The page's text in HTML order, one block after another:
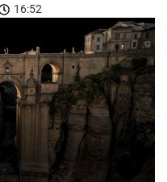
16:52